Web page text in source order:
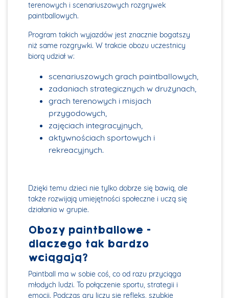
terenowych i scenariuszowych rozgrywek
paintballowych.
Program takich wyjazdów jest znacznie bogatszy
niż same rozgrywki. W trakcie obozu uczestnicy
biorą udział w:
scenariuszowych grach paintballowych,
zadaniach strategicznych w drużynach,
grach terenowych i misjach
przygodowych,
zajęciach integracyjnych,
aktywnościach sportowych i
rekreacyjnych.
Dzięki temu dzieci nie tylko dobrze się bawią, ale
także rozwijają umiejętności społeczne i uczą się
działania w grupie.
Obozy paintballowe –
dlaczego tak bardzo
wciągają?
Paintball ma w sobie coś, co od razu przyciąga
młodych ludzi. To połączenie sportu, strategii i
emocji. Podczas gry liczy się refleks, szybkie